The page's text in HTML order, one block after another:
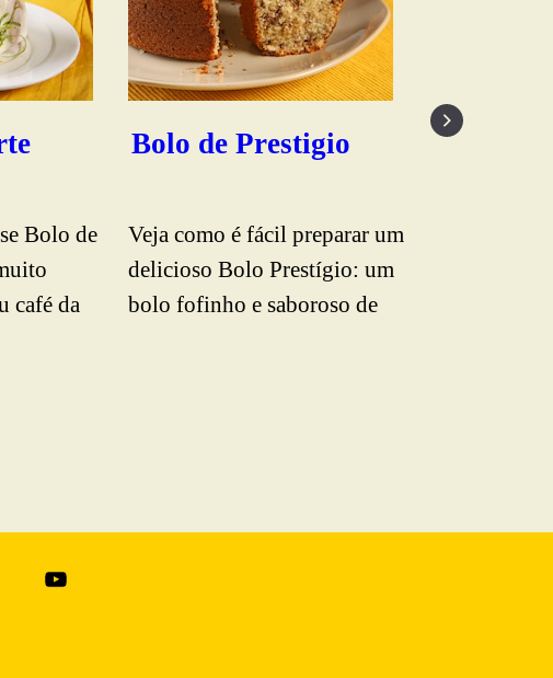
Bolo de
café da
Bolo de Prestigio
Veja como é fácil preparar um
delicioso Bolo Prestígio: um
bolo fofinho e saboroso de